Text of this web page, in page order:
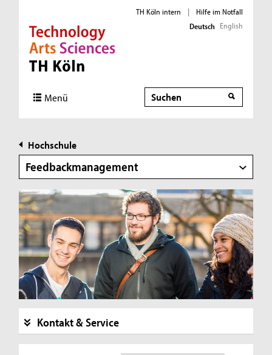
Direkt zur Hauptnavigation
Direkt zur Subnavigation
Direkt zum Inhalt
Direkt zum Fußbereich
TH Köln intern |
Hilfe im Notfall
Deutsch English
Menü Suche
Hochschule
Feedbackmanagement
Kontakt & Service